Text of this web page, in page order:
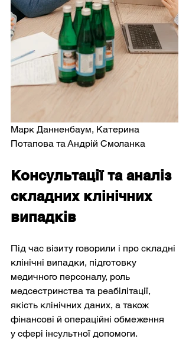
Марк Данненбаум, Катерина
Потапова та Андрій Смоланка
Консультації та аналіз
складних клінічних
випадків
Під час візиту говорили і про складні
клінічні випадки, підготовку
медичного персоналу, роль
медсестринства та реабілітації,
якість клінічних даних, а також
фінансові й операційні обмеження
у сфері інсультної допомоги.